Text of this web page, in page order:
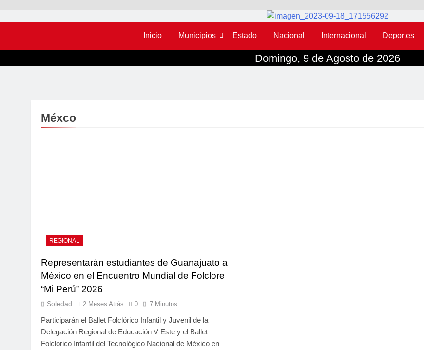
Inicio Municipios Estado Nacional Internacional Deportes
Domingo, 9 de Agosto de 2026
Méxco
REGIONAL
Representarán estudiantes de Guanajuato a
México en el Encuentro Mundial de Folclore
“Mi Perú” 2026
Soledad 2 Meses Atrás 0 7 Minutos
Participarán el Ballet Folclórico Infantil y Juvenil de la
Delegación Regional de Educación V Este y el Ballet
Folclórico Infantil del Tecnológico Nacional de México en